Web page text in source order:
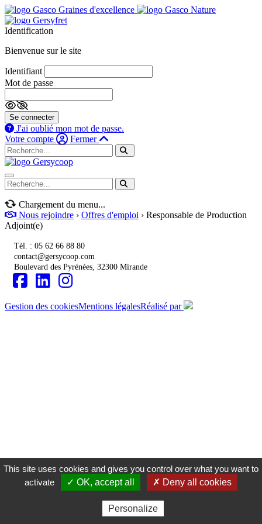
Identification
Bienvenue sur le site
Identifiant
Mot de passe
Se connecter
J'ai oublié mon mot de passe.
Votre compte
Fermer
Navigation mobile
Chargement du menu...
Nous rejoindre › Offres d'emploi › Responsable de Production
Adjoint(e)
Tél. : 05 62 66 88 80
contact@gersycoop.com
Boulevard des Pyrénées, 32300 Mirande
Gestion des cookiesMentions légalesRéalisé par
This site uses cookies and gives you control over what you want to
activate
✓ OK, accept all ✗ Deny all cookies
Personalize